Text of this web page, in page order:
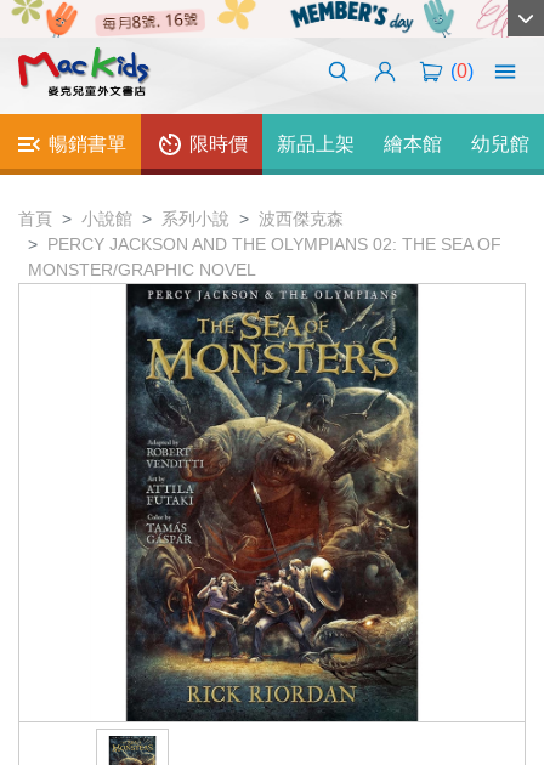
(0)
暢銷書單 限時價 新品上架 繪本館 幼兒館
首頁 小說館 系列小說
波西傑克森
PERCY JACKSON AND THE OLYMPIANS 02: THE SEA OF
MONSTER/GRAPHIC NOVEL